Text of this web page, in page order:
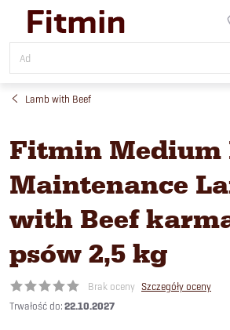
treści
Lamb with Beef
Fitmin Medium
Maintenance
with Beef
psów 2,5 kg
Brak oceny Szczegóły oceny
22.10.2027